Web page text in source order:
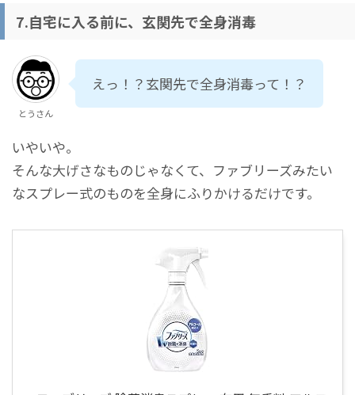
7.自宅に入る前に、玄関先で全身消毒
とうさん
えっ！？玄関先で全身消毒って！？
いやいや。
そんな大げさなものじゃなくて、ファブリーズみたい
なスプレー式のものを全身にふりかけるだけです。